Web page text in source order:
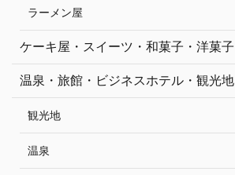
ラーメン屋
ケーキ屋・スイーツ・和菓子・洋菓子
温泉・旅館・ビジネスホテル・観光地
観光地
温泉